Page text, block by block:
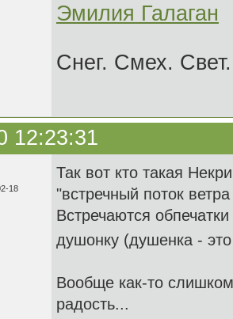
Эмилия Галаган
Снег. Смех. Свет.
12:23:31
18
Так вот кто такая
"встречный поток
Встречаются
душонку (душенка -
Вообще как-то
радость...